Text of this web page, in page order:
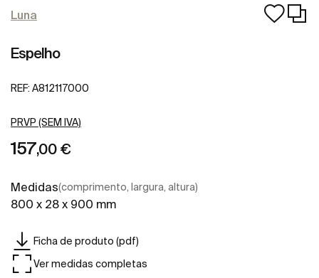
Luna
Espelho
REF: A812117000
PRVP (SEM IVA)
157,00 €
Medidas(comprimento, largura, altura)
800 x 28 x 900 mm
Ficha de produto (pdf)
Ver medidas completas